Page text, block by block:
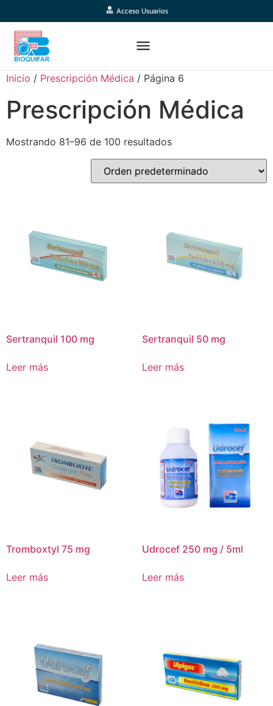
Acceso Usuarios
Inicio / Prescripción Médica / Página 6
Prescripción Médica
Mostrando 81–96 de 100 resultados
Sertranquil 100 mg
Leer más
Sertranquil 50 mg
Leer más
Tromboxtyl 75 mg
Leer más
Udrocef 250 mg / 5ml
Leer más